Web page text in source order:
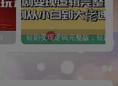
2025快手短剧推广新玩法，保姆级教学，日入多张，可矩阵操作